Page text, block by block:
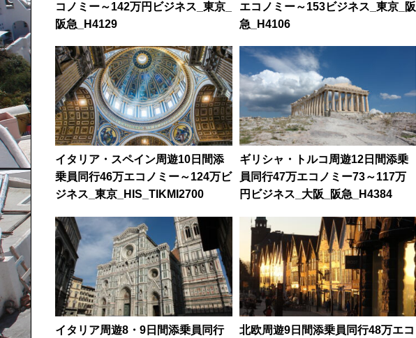
コノミー～142万円ビジネス_東京_
阪急_H4129
エコノミー～153ビジネス_東京_阪
急_H4106
イタリア・スペイン周遊10日間添
乗員同行46万エコノミー～124万ビ
ジネス_東京_HIS_TIKMI2700
ギリシャ・トルコ周遊12日間添乗
員同行47万エコノミー73～117万
円ビジネス_大阪_阪急_H4384
イタリア周遊8・9日間添乗員同行
北欧周遊9日間添乗員同行48万エコ